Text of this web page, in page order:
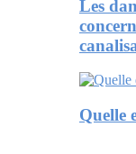
Les
Quelle